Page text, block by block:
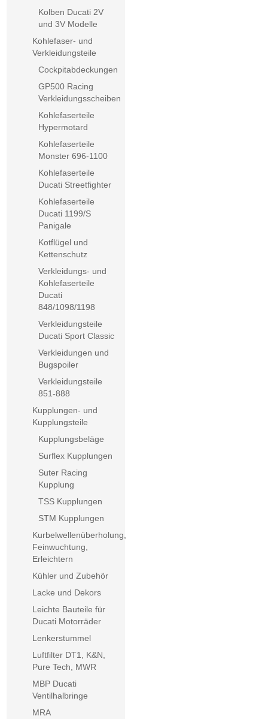
Kolben Ducati 2V
und 3V Modelle
Kohlefaser- und
Verkleidungsteile
Cockpitabdeckungen
GP500 Racing
Verkleidungsscheiben
Kohlefaserteile
Hypermotard
Kohlefaserteile
Monster 696-1100
Kohlefaserteile
Ducati Streetfighter
Kohlefaserteile
Ducati 1199/S
Panigale
Kotflügel und
Kettenschutz
Verkleidungs- und
Kohlefaserteile
Ducati
848/1098/1198
Verkleidungsteile
Ducati Sport Classic
Verkleidungen und
Bugspoiler
Verkleidungsteile
851-888
Kupplungen- und
Kupplungsteile
Kupplungsbeläge
Surflex Kupplungen
Suter Racing
Kupplung
TSS Kupplungen
STM Kupplungen
Kurbelwellenüberholung,
Feinwuchtung,
Erleichtern
Kühler und Zubehör
Lacke und Dekors
Leichte Bauteile für
Ducati Motorräder
Lenkerstummel
Luftfilter DT1, K&N,
Pure Tech, MWR
MBP Ducati
Ventilhalbringe
MRA